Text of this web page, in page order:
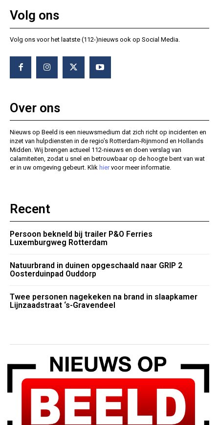
Volg ons
Volg ons voor het laatste (112-)nieuws ook op Social Media.
Over ons
Nieuws op Beeld is een nieuwsmedium dat zich richt op incidenten en
inzet van hulpdiensten in de regio’s Rotterdam-Rijnmond en Hollands
Midden. Wij brengen actueel 112-nieuws en doen verslag van
calamiteiten, zodat u snel en betrouwbaar op de hoogte bent van wat
er in uw omgeving gebeurt. Klik hiervoor meer informatie.
Recent
Persoon bekneld bij trailer P&O Ferries
Luxemburgweg Rotterdam
Natuurbrand in duinen opgeschaald naar GRIP 2
Oosterduinpad Ouddorp
Twee personen nagekeken na brand in slaapkamer
Lijnzaadstraat ‘s-Gravendeel